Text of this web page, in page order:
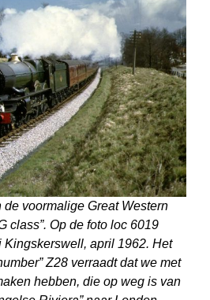
voormalige Great Western
class”. Op de foto loc 6019
april 1962. Het
Z28 verraadt dat we met
hebben, die op weg is van